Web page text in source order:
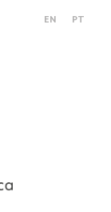
EN PT